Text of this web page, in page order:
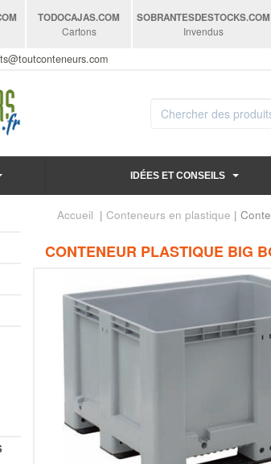
TODOCAJAS.COM
Cartons
SOBRANTESDESTOCKS.COM
Invendus
IDÉES ET CONSEILS
Accueil | Conteneurs en plastique |
CONTENEUR PLASTIQUE BIG